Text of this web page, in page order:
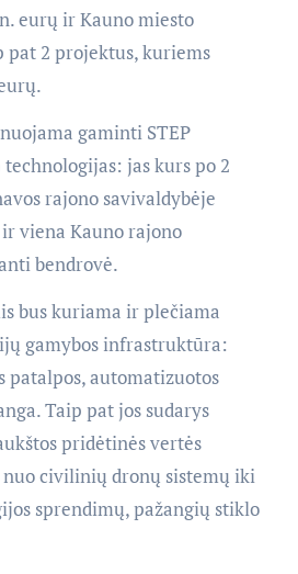
eurų ir Kauno miesto
pat 2 projektus, kuriems
gaminti STEP
jas kurs po 2
rajono savivaldybėje
viena Kauno rajono
bendrovė.
bus kuriama ir plečiama
gamybos infrastruktūra:
patalpos, automatizuotos
Taip pat jos sudarys
pridėtinės vertės
civilinių dronų sistemų iki
sprendimų, pažangių stiklo